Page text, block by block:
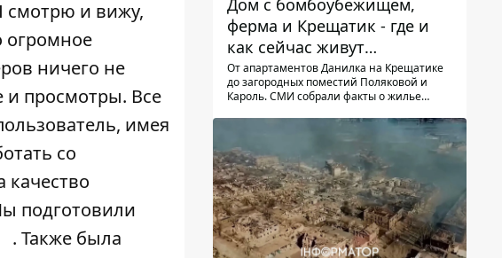
смотрю и вижу,
огромное
ничего не
и просмотры. Все
имея
со
качество
подготовили
. Также была
ферма и Крещатик - где и
как сейчас живут
украинские знаменитости
От апартаментов Данилка на Крещатике
до загородных поместий Поляковой и
Кароль. СМИ собрали факты о жилье